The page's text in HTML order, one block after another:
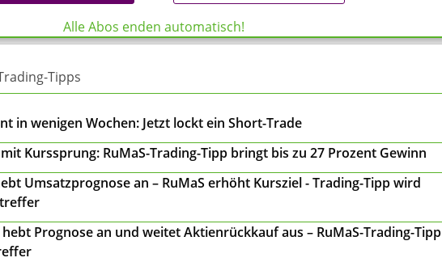
Alle Abos enden automatisch!
Tipps
in wenigen Wochen: Jetzt lockt ein Short-Trade
Kurssprung: RuMaS-Trading-Tipp bringt bis zu 27 Prozent Gewinn
Umsatzprognose an – RuMaS erhöht Kursziel - Trading-Tipp wird
Prognose an und weitet Aktienrückkauf aus – RuMaS-Trading-Tipp